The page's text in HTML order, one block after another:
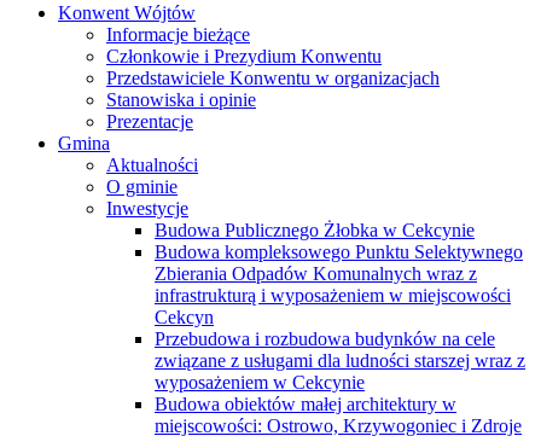
Konwent Wójtów
Informacje bieżące
Członkowie i Prezydium Konwentu
Przedstawiciele Konwentu w organizacjach
Stanowiska i opinie
Prezentacje
Gmina
Aktualności
O gminie
Inwestycje
Budowa Publicznego Żłobka w Cekcynie
Budowa kompleksowego Punktu Selektywnego
Zbierania Odpadów Komunalnych wraz z
infrastrukturą i wyposażeniem w miejscowości
Cekcyn
Przebudowa i rozbudowa budynków na cele
związane z usługami dla ludności starszej wraz z
wyposażeniem w Cekcynie
Budowa obiektów małej architektury w
miejscowości: Ostrowo, Krzywogoniec i Zdroje